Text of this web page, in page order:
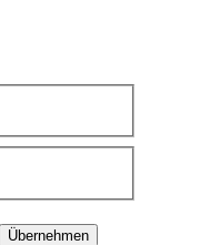
Übernehmen